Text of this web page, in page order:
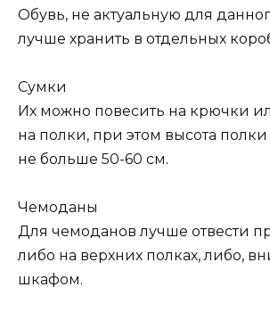
Обувь, не актуальную для
лучше хранить в отдельных
Сумки
Их можно повесить на крючки
на полки, при этом высота
не больше 50-60 см.
Чемоданы
Для чемоданов лучше отвести
либо на верхних полках, либо,
шкафом.